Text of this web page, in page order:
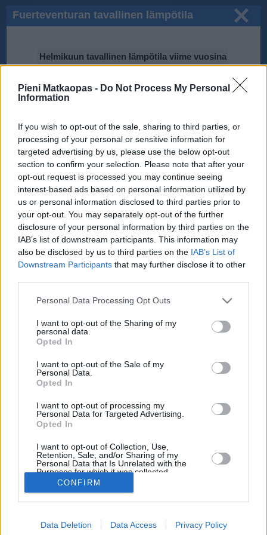
Pieni Matkaopas - Do Not Process My Personal
Information
If you wish to opt-out of the sale, sharing to third parties, or
processing of your personal or sensitive information for
targeted advertising by us, please use the below opt-out
section to confirm your selection. Please note that after your
opt-out request is processed you may continue seeing
interest-based ads based on personal information utilized by
us or personal information disclosed to third parties prior to
your opt-out. You may separately opt-out of the further
disclosure of your personal information by third parties on the
IAB’s list of downstream participants. This information may
also be disclosed by us to third parties on the IAB’s List of
Downstream Participants that may further disclose it to other
Personal Data Processing Opt Outs
I want to opt-out of the Sharing of my
personal data.
Opted In
I want to opt-out of the Sale of my
Personal Data.
Opted In
I want to opt-out of processing my
Personal Data for Targeted Advertising.
Opted In
I want to opt-out of Collection, Use,
Retention, Sale, and/or Sharing of my
Personal Data that Is Unrelated with the
Purposes for which it was collected.
Opted InCONFIRM
Data Deletion Data Access Privacy Policy
Fuerteventuran tavallinen lämpötila
Helmikuun tavallinen lämpötila viime vuosina
2017
2016
2015
2014
2012
2011
10℃
15℃
20℃
25℃
Tiedot perustuvat National Oceanic and Atmospheric Administration
(NOAA):n ilmastodataan.
Helmikuun keskilämpötila Fuerteventurassa on viime
laskenut 14 asteen tienoille, ja päivisin lämpötila on
kohonnut 19 asteen tuntumaan. Viereisestä kaaviosta
näkee, miten lämmintä Fuerteventurassa on keskimäärin
ollut helmikuussa viime vuosina ja vaihteluväli, jolla
lämpötila tavallisina päivinä on minäkin vuonna liikkunut.
Hetkellisesti Fuerteventurassa on silti koettu tätäkin
Esimerkiksi vuoden 2016 helmikuussa lämpötila käväisi
alimmillaan 10 asteessa ja toisaalta vuonna 2010
helmikuussa hätyyteltiin eräänä poikkeuksellisen
lämpimänä päivänä 31 asteen lukemia.
Entä muut kuukaudet? Miten lämmintä Fuerteventurassa
on ollut...